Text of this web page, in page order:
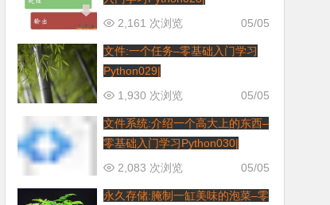
05/05
2,161 次浏览
文件:一个任务–零基础入门学习
Python029|
05/05
1,930 次浏览
文件系统:介绍一个高大上的东西–
零基础入门学习Python030|
05/05
2,083 次浏览
永久存储:腌制一缸美味的泡菜–零